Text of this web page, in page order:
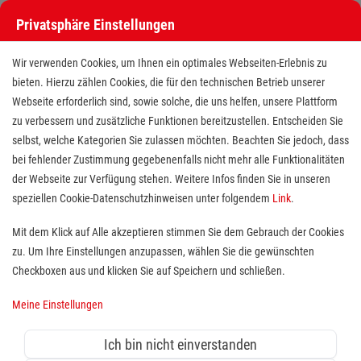
Stellenangebote bei den Maltesern
Stellenangebote bei den Maltesern
Finde deutschlandweit offene Stellen bei einem der größten
Arbeitgeber im Gesundheits- und Sozialwesen in Vollzeit,
Teilzeit, als Minijob, Trainee oder FSJ!
Suche
Jobs suchen
Privatsphäre Einstellungen
Wir verwenden Cookies, um Ihnen ein optimales Webseiten-Erlebnis zu
bieten. Hierzu zählen Cookies, die für den technischen Betrieb unserer
Webseite erforderlich sind, sowie solche, die uns helfen, unsere Plattform
zu verbessern und zusätzliche Funktionen bereitzustellen. Entscheiden Sie
selbst, welche Kategorien Sie zulassen möchten. Beachten Sie jedoch, dass
bei fehlender Zustimmung gegebenenfalls nicht mehr alle Funktionalitäten
der Webseite zur Verfügung stehen. Weitere Infos finden Sie in unseren
speziellen Cookie-Datenschutzhinweisen unter folgendem Link.
Mit dem Klick auf Alle akzeptieren stimmen Sie dem Gebrauch der Cookies
zu. Um Ihre Einstellungen anzupassen, wählen Sie die gewünschten
Checkboxen aus und klicken Sie auf Speichern und schließen.
Meine Einstellungen
Ich bin nicht einverstanden